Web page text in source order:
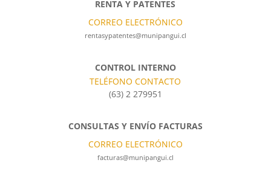
RENTA Y PATENTES
CORREO ELECTRÓNICO
rentasypatentes@munipangui.cl
CONTROL INTERNO
TELÉFONO CONTACTO
(63) 2 279951
CONSULTAS Y ENVÍO FACTURAS
CORREO ELECTRÓNICO
facturas@munipangui.cl